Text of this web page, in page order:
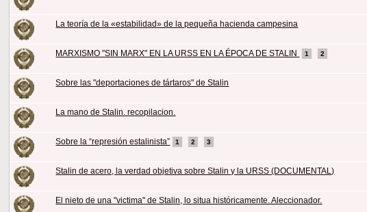
La teoría de la «estabilidad» de la pequeña hacienda campesina
MARXISMO "SIN MARX" EN LA URSS EN LA ÉPOCA DE STALIN 1 2
Sobre las "deportaciones de tártaros" de Stalin
La mano de Stalin. recopilacion.
Sobre la “represión estalinista” 1 2 3
Stalin de acero, la verdad objetiva sobre Stalin y la URSS (DOCUMENTAL)
El nieto de una "victima" de Stalin, lo situa históricamente. Aleccionador.